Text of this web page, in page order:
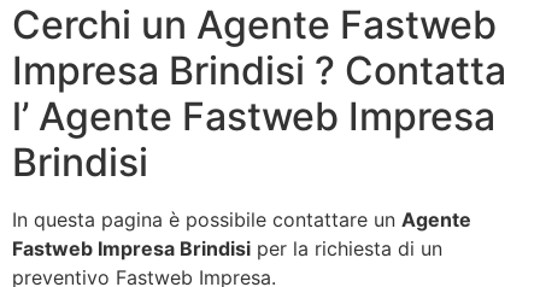
Cerchi un Agente Fastweb
Impresa Brindisi ? Contatta
l’ Agente Fastweb Impresa
Brindisi
In questa pagina è possibile contattare un Agente
Fastweb Impresa Brindisi per la richiesta di un
preventivo Fastweb Impresa.